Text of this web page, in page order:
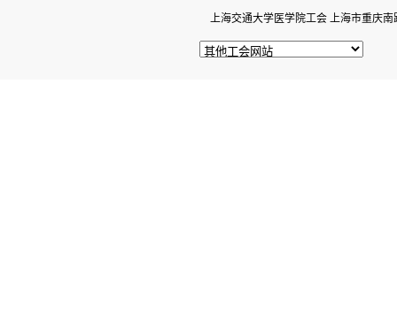
上海交通大学医学院工会 上海市重庆